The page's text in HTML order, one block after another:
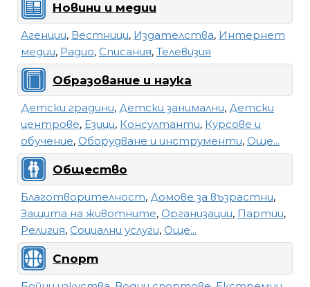
Новини и медии
Агенции, Вестници, Издателства, Интернет
медии, Радио, Списания, Телевизия
Образование и наука
Детски градини, Детски занимални, Детски
центрове, Езици, Консултанти, Курсове и
обучение, Оборудване и инструменти, Още...
Общество
Благотворителност, Домове за възрастни,
Защита на животните, Организации, Партии,
Религия, Социални услуги, Още...
Спорт